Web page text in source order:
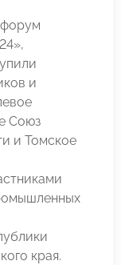
форум
и
Союз
и Томское
края.